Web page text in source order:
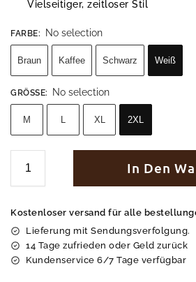
Vielseitiger, zeitloser Stil
FARBE: No selection
Braun Kaffee Schwarz Weiß
GRÖSSE : No selection
M L XL 2XL
In Den
Kostenloser versand für alle
Lieferung mit Sendungsverfolgung.
14 Tage zufrieden oder Geld zurück
Kundenservice 6/7 Tage verfügbar